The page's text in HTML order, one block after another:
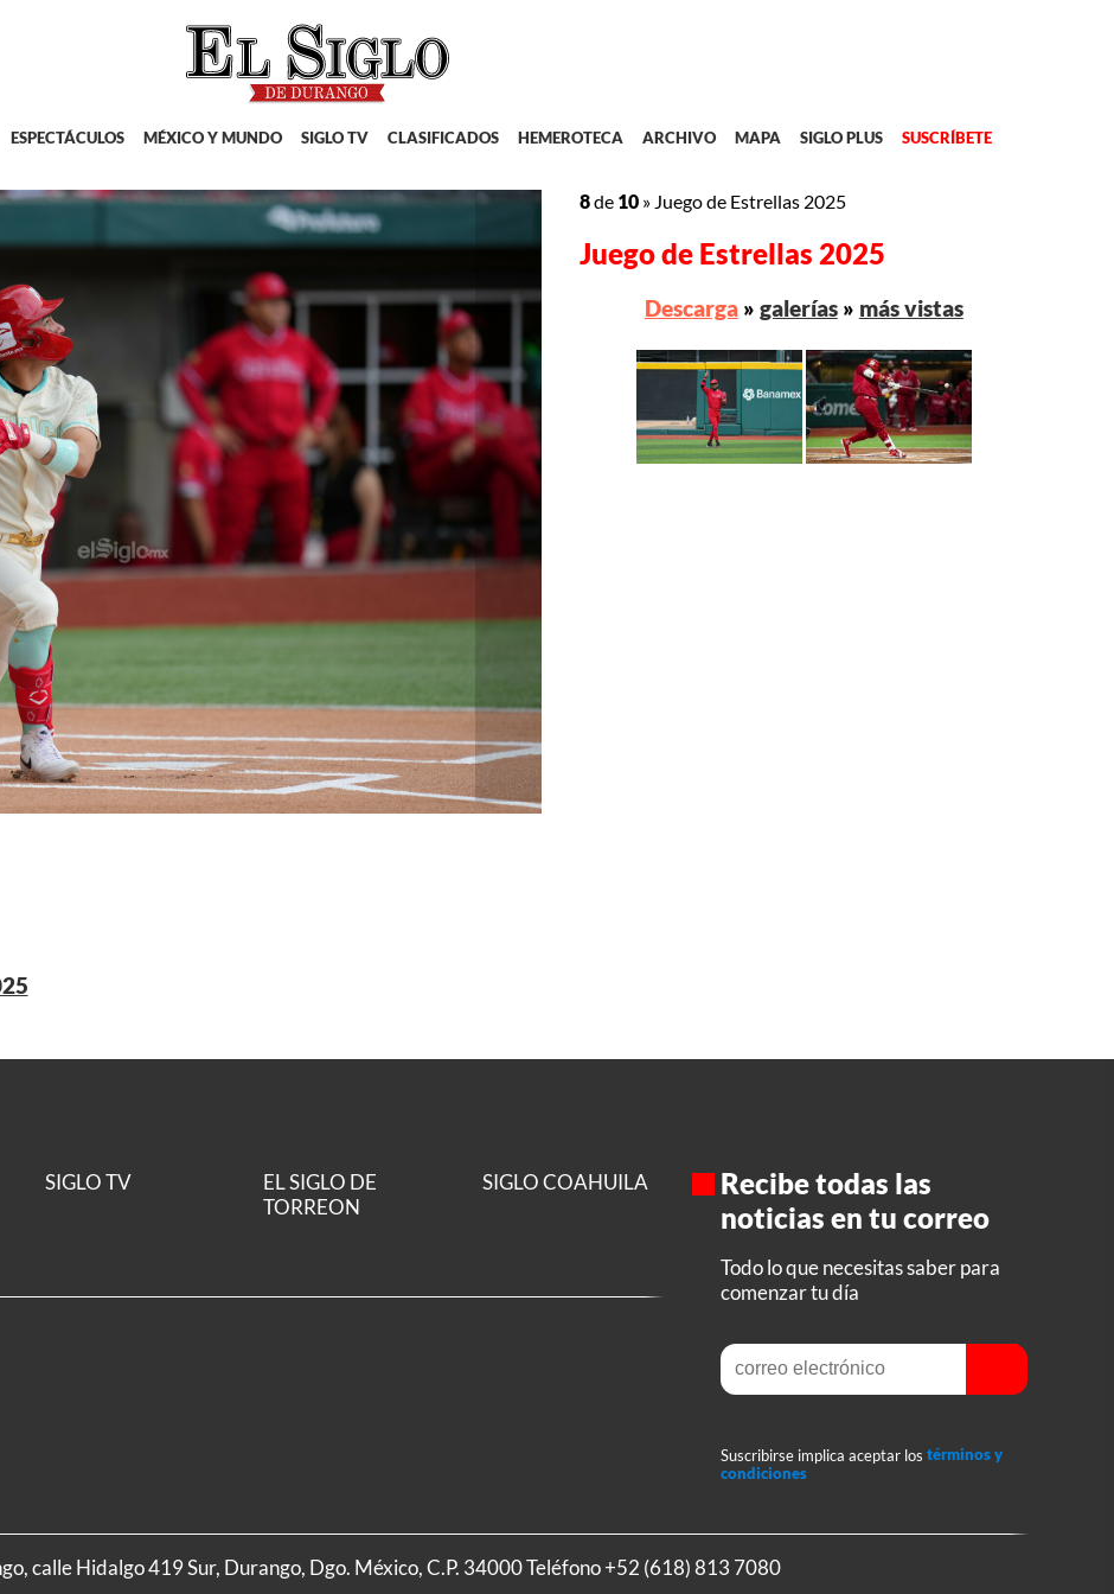
ESPECTÁCULOS MÉXICO Y MUNDO SIGLO TV CLASIFICADOS HEMEROTECA ARCHIVO MAPA SIGLO PLUS SUSCRÍBETE
8de 10 » Juego de Estrellas 2025
Juego de Estrellas 2025
Descarga» galerías» más vistas
SIGLO TV
EL SIGLO DE
TORREON
SIGLO COAHUILA
Recibe todas las
noticias en tu correo
Todo lo que necesitas saber para
comenzar tu día
Suscribirse implica aceptar los términos y
condiciones
calle Hidalgo 419 Sur, Durango, Dgo. México, C.P. 34000 Teléfono+52 (618) 813 7080